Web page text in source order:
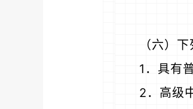
（六）
1．具有
2．高级